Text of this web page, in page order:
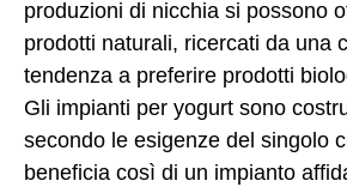
produzioni di nicchia si possono
prodotti naturali, ricercati da una
tendenza a preferire prodotti
Gli impianti per yogurt sono
secondo le esigenze del singolo
beneficia così di un impianto